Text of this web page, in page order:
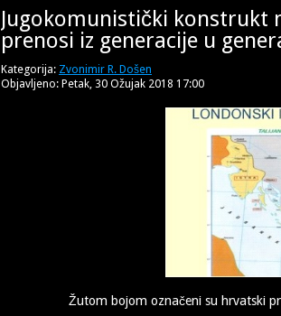
Jugokomunistički konstrukt
prenosi iz generacije u
Kategorija: Zvonimir R. Došen
Objavljeno: Petak, 30 Ožujak 2018 17:00
Žutom bojom označeni su hrvatski